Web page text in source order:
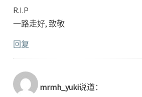
R.I.P
一路走好, 致敬
回复
mrmh_yuki说道：